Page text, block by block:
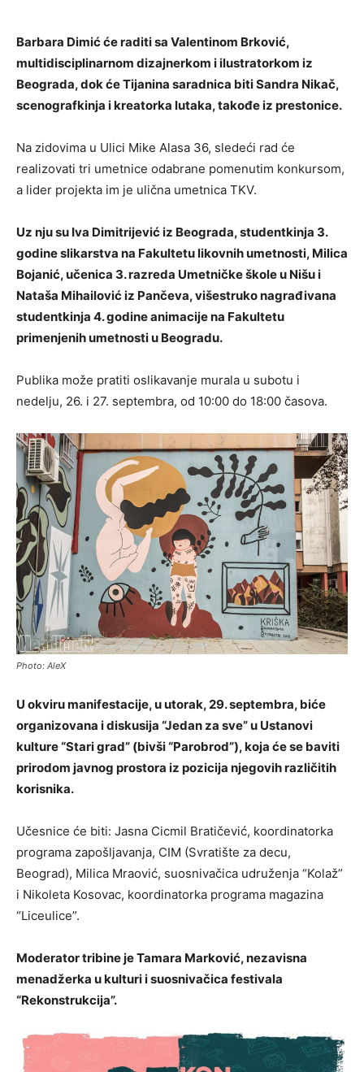
Barbara Dimić će raditi sa Valentinom Brković,
multidisciplinarnom dizajnerkom i ilustratorkom iz
Beograda, dok će Tijanina saradnica biti Sandra Nikač,
scenografkinja i kreatorka lutaka, takođe iz prestonice.
Na zidovima u Ulici Mike Alasa 36, sledeći rad će
realizovati tri umetnice odabrane pomenutim konkursom,
a lider projekta im je ulična umetnica TKV.
Uz nju su Iva Dimitrijević iz Beograda, studentkinja 3.
godine slikarstva na Fakultetu likovnih umetnosti, Milica
Bojanić, učenica 3. razreda Umetničke škole u Nišu i
Nataša Mihailović iz Pančeva, višestruko nagrađivana
studentkinja 4. godine animacije na Fakultetu
primenjenih umetnosti u Beogradu.
Publika može pratiti oslikavanje murala u subotu i
nedelju, 26. i 27. septembra, od 10:00 do 18:00 časova.
Photo: AleX
U okviru manifestacije, u utorak, 29. septembra, biće
organizovana i diskusija “Jedan za sve” u Ustanovi
kulture “Stari grad” (bivši “Parobrod”), koja će se baviti
prirodom javnog prostora iz pozicija njegovih različitih
korisnika.
Učesnice će biti: Jasna Cicmil Bratičević, koordinatorka
programa zapošljavanja, CIM (Svratište za decu,
Beograd), Milica Mraović, suosnivačica udruženja “Kolaž”
i Nikoleta Kosovac, koordinatorka programa magazina
“Liceulice”.
Moderator tribine je Tamara Marković, nezavisna
menadžerka u kulturi i suosnivačica festivala
“Rekonstrukcija”.